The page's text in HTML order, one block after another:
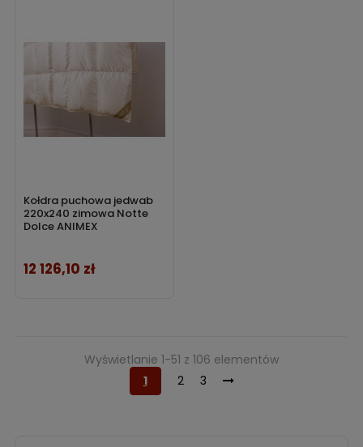
Kołdra puchowa jedwab
220x240 zimowa Notte
Dolce ANIMEX
Cena
12 126,10 zł
Wyświetlanie 1-51 z 106 elementów
1
2 3